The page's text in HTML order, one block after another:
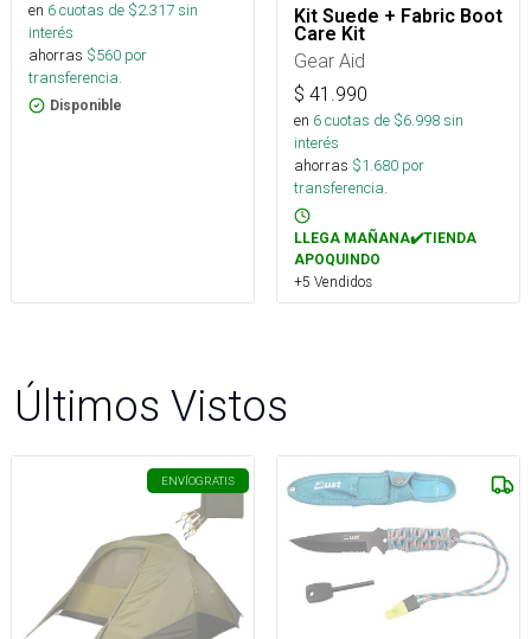
en 6cuotas de $2.317sin
interés
ahorras $560 por
transferencia.
Disponible
Kit Suede + Fabric Boot
Care Kit
Gear Aid
$ 41.990
en 6cuotas de $6.998sin
interés
ahorras $1.680 por
transferencia.
LLEGA MAÑANA✔️TIENDA
APOQUINDO
+5 Vendidos
Últimos Vistos
ENVÍOGRATIS